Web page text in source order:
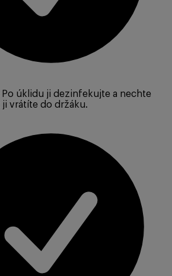
Po úklidu ji dezinfekujte a nechte
vrátíte do držáku.